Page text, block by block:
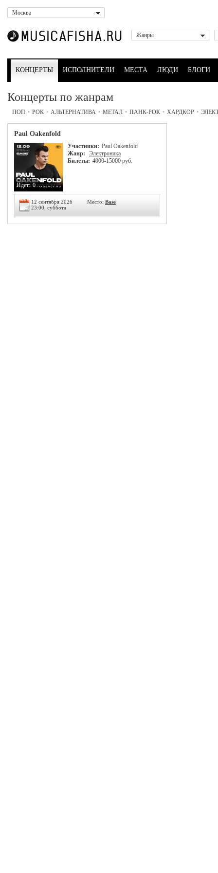
Москва
Жанры
КОНЦЕРТЫ ИСПОЛНИТЕЛИ МЕСТА ЛЮДИ БЛОГИ
Концерты по жанрам
ПОП • РОК • АЛЬТЕРНАТИВА • МЕТАЛ • ПАНК-РОК • ХАРДКОР •
Paul Oakenfold
Участники: Paul Oakenfold
Жанр:
Электроника
Билеты: 4000-15000 руб.
Идет: 0
12 сентября 2026
23:00, суббота
Место: Base